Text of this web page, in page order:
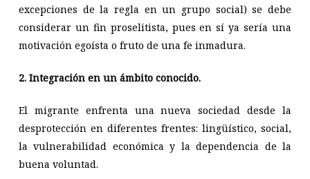
excepciones de la regla en un grupo social) se debe
considerar un fin proselitista, pues en sí ya sería una
motivación egoísta o fruto de una fe inmadura.
2. Integración en un ámbito conocido.
El migrante enfrenta una nueva sociedad desde la
desprotección en diferentes frentes: lingüístico, social,
la vulnerabilidad económica y la dependencia de la
buena voluntad.